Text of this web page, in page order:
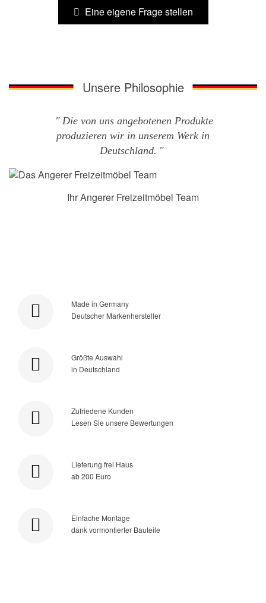
Eine eigene Frage stellen
Unsere Philosophie
Die von uns angebotenen Produkte
produzieren wir in unserem Werk in
Deutschland.
Ihr Angerer Freizeitmöbel Team
Made in Germany
Deutscher Markenhersteller
Größte Auswahl
in Deutschland
Zufriedene Kunden
Lesen Sie unsere Bewertungen
Lieferung frei Haus
ab 200 Euro
Einfache Montage
dank vormontierter Bauteile